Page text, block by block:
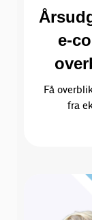
e-
Få
fra